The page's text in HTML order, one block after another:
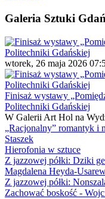
Galeria Sztuki
wtorek, 26 maja 2026
Finisaż wystawy
Politechniki Gdańskiej
W Galerii Art Hol na
„Racjonalny” romantyk i
Staszek
Hierofonia w sztuce
Z jazzowej półki: Dziki
Magdalena Heyda-
Z jazzowej półki:
Zachować boskość -